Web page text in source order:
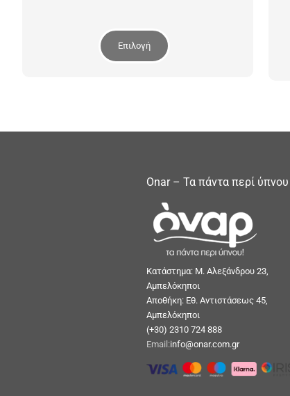
Επιλογή
Onar – Τα πάντα περί ύπνου
Κατάστημα: Μ. Αλεξάνδρου 23,
Αμπελόκηποι
Αποθήκη: Εθ. Αντιστάσεως 45,
Αμπελόκηποι
(+30) 2310 724 888
Email:info@onar.com.gr